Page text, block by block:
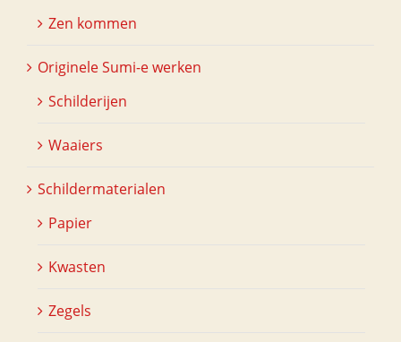
Zen kommen
Originele Sumi-e werken
Schilderijen
Waaiers
Schildermaterialen
Papier
Kwasten
Zegels